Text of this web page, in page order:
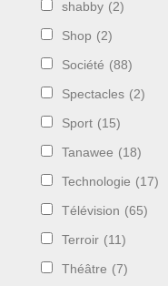
shabby (2)
Shop (2)
Société (88)
Spectacles (2)
Sport (15)
Tanawee (18)
Technologie (17)
Télévision (65)
Terroir (11)
Théâtre (7)